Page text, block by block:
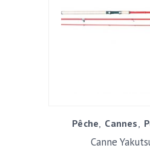
Pêche Cannes
Canne